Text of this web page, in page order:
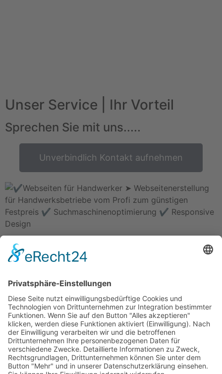
Unser Service | Ihr Vorteil
Sprechen Sie mit uns.....
Unverbindlich Kontakt aufnehmen
72072 Tübingen
Tel.: +49 (0) 7071 85 94 001
Fax: +49 (0) 7071 85 94 002
Email:info@handwerker.zone
Safe Sharing Tool: